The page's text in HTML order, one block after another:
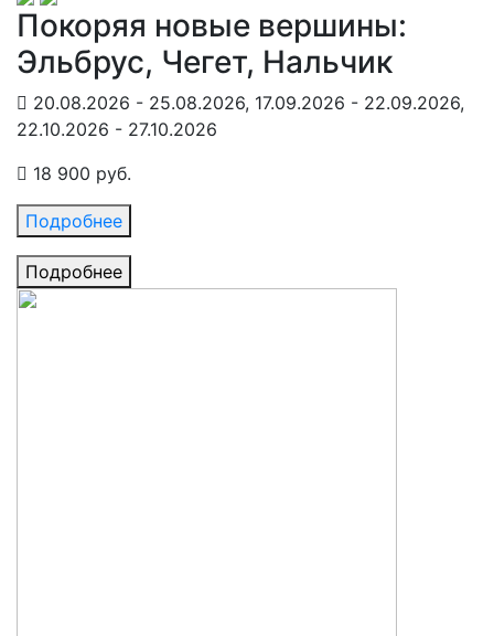
Покоряя новые вершины:
Эльбрус, Чегет, Нальчик
20.08.2026 - 25.08.2026, 17.09.2026 - 22.09.2026,
22.10.2026 - 27.10.2026
18 900 руб.
Подробнее
Подробнее